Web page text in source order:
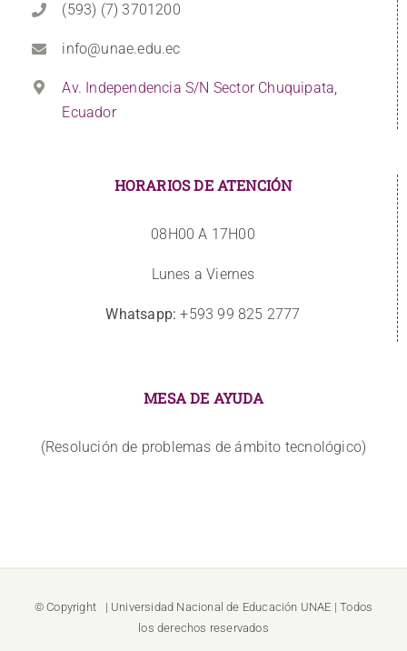
(593) (7) 3701200
info@unae.edu.ec
Av. Independencia S/N Sector Chuquipata,
Ecuador
HORARIOS DE ATENCIÓN
08H00 A 17H00
Lunes a Viernes
Whatsapp: +593 99 825 2777
MESA DE AYUDA
(Resolución de problemas de ámbito tecnológico)
© Copyright | Universidad Nacional de Educación UNAE | Todos
los derechos reservados